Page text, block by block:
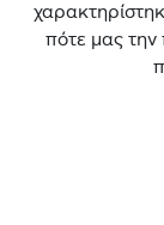
πότε μας την